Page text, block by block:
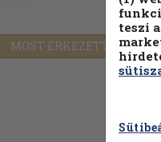
MOST ÉRKEZETT
teszi